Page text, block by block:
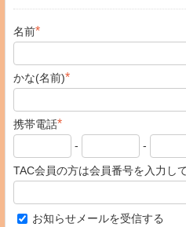
名前*
かな(名前)*
携帯電話*
- -
TAC会員の方は会員番号を入力し
お知らせメールを受信する